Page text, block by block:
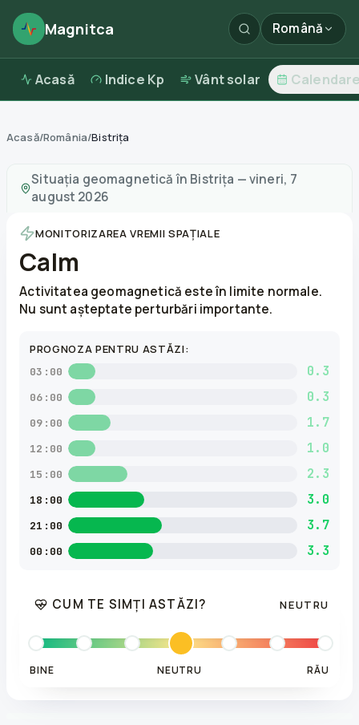
Magnitca Română
Acasă Indice Kp Vânt solar
Acasă/România/Bistrița
Situația geomagnetică în Bistrița —vineri, 7
august 2026
MONITORIZAREA VREMII SPAȚIALE
Calm
Activitatea geomagnetică este în limite normale.
Nu sunt așteptate perturbări importante.
PROGNOZA PENTRU ASTĂZI:
03:00 0.3
06:00 0.3
09:00 1.7
12:00 1.0
15:00 2.3
18:00 3.0
21:00 3.7
00:00 3.3
CUM TE SIMȚI ASTĂZI? NEUTRU
BINE NEUTRU RĂU